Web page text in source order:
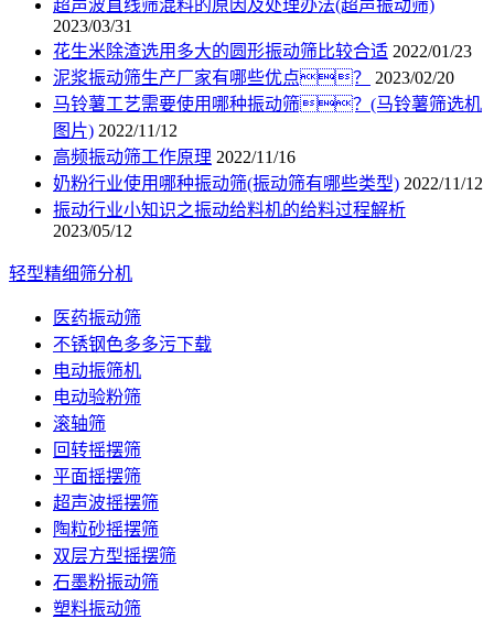
超声波直线筛混料的原因及处理办法(超声振动筛)
2023/03/31
花生米除渣选用多大的圆形振动筛比较合适 2022/01/23
泥浆振动筛生产厂家有哪些优点？
2023/02/20
马铃薯工艺需要使用哪种振动筛？(马铃薯筛选机
图片) 2022/11/12
高频振动筛工作原理 2022/11/16
奶粉行业使用哪种振动筛(振动筛有哪些类型) 2022/11/12
振动行业小知识之振动给料机的给料过程解析
2023/05/12
轻型精细筛分机
医药振动筛
不锈钢色多多污下载
电动振筛机
电动验粉筛
滚轴筛
回转摇摆筛
平面摇摆筛
超声波摇摆筛
陶粒砂摇摆筛
双层方型摇摆筛
石墨粉振动筛
塑料振动筛